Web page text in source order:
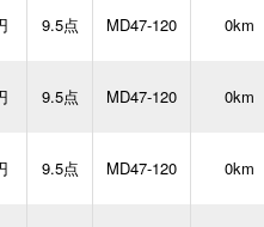
9.5点 MD47-120 0km
9.5点 MD47-120 0km
9.5点 MD47-120 0km